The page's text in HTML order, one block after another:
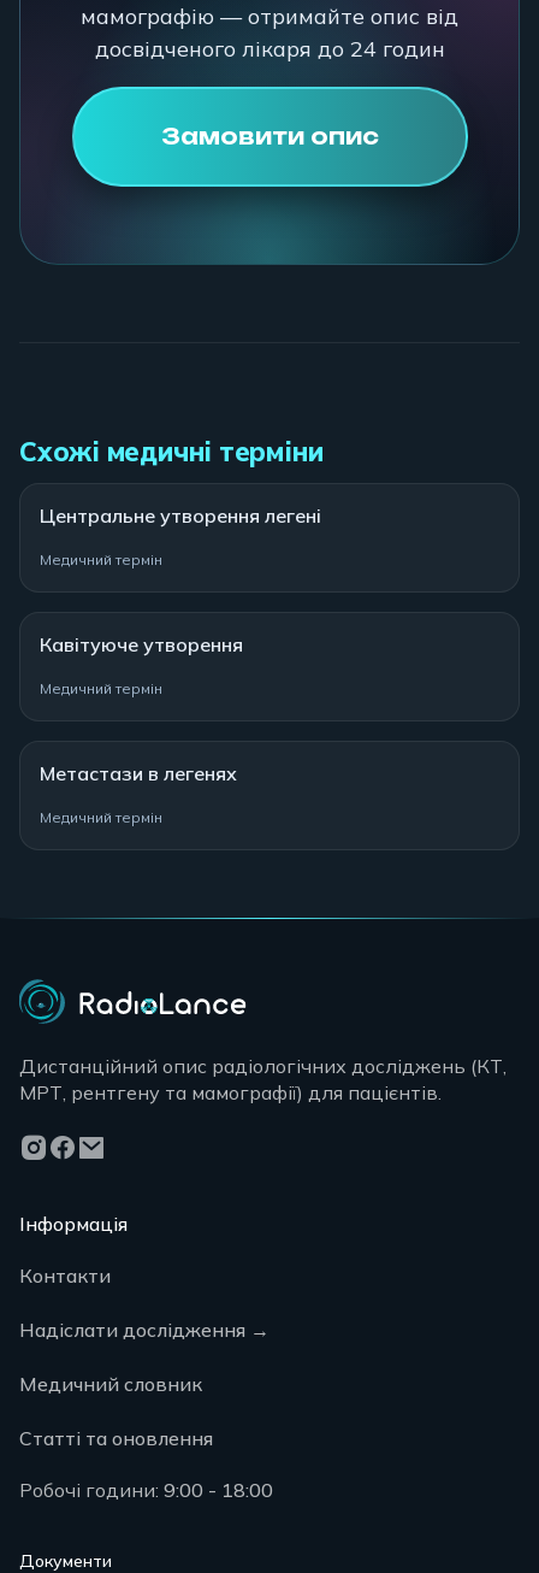
мамографію — отримайте опис від
досвідченого лікаря до 24 годин
Замовити опис
Схожі медичні терміни
Центральне утворення легені
Медичний термін
Кавітуюче утворення
Медичний термін
Метастази в легенях
Медичний термін
Дистанційний опис радіологічних досліджень (КТ,
МРТ, рентгену та мамографії) для пацієнтів.
Інформація
Контакти
Надіслати дослідження →
Медичний словник
Статті та оновлення
Робочі години: 9:00 - 18:00
Документи